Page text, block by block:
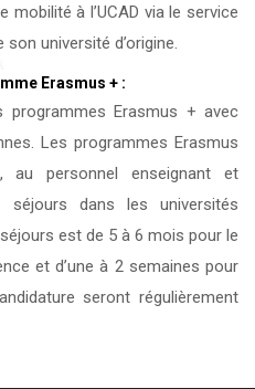
mobilité à l’UCAD via le service
université d’origine.
Erasmus + :
programmes Erasmus + avec
Les programmes Erasmus
au personnel enseignant et
séjours dans les universités
est de 5 à 6 mois pour le
et d’une à 2 semaines pour
seront régulièrement